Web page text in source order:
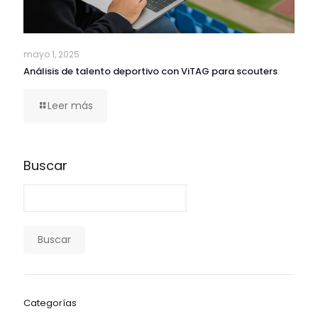
mayo 1, 2025
Análisis de talento deportivo con ViTAG para scouters
Leer más
Buscar
Buscar
Categorías